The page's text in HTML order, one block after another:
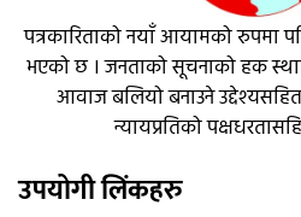
पत्रकारिताको नयाँ आयामको रुपमा
भएको छ । जनताको सूचनाको हक
आवाज बलियो बनाउने
न्यायप्रतिको
उपयोगी लिंकहरु